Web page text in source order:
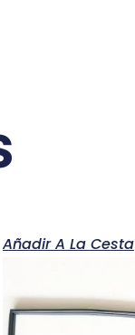
Añadir A La Cesta